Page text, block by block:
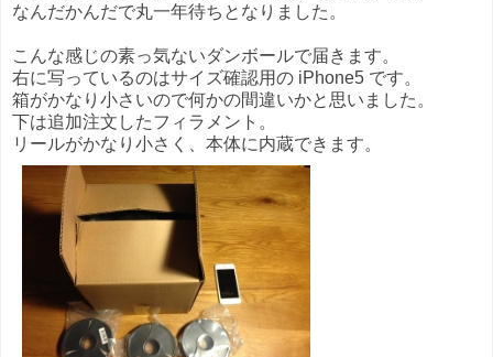
なんだかんだで丸一年待ちとなりました。
こんな感じの素っ気ないダンボールで届きます。
右に写っているのはサイズ確認用の iPhone5 です。
箱がかなり小さいので何かの間違いかと思いました。
下は追加注文したフィラメント。
リールがかなり小さく、本体に内蔵できます。